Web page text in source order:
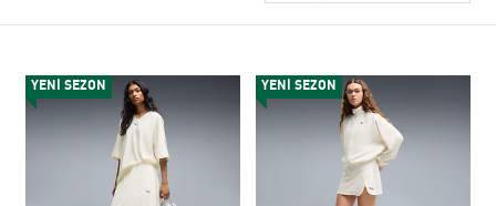
YENİ SEZON YENİ SEZON